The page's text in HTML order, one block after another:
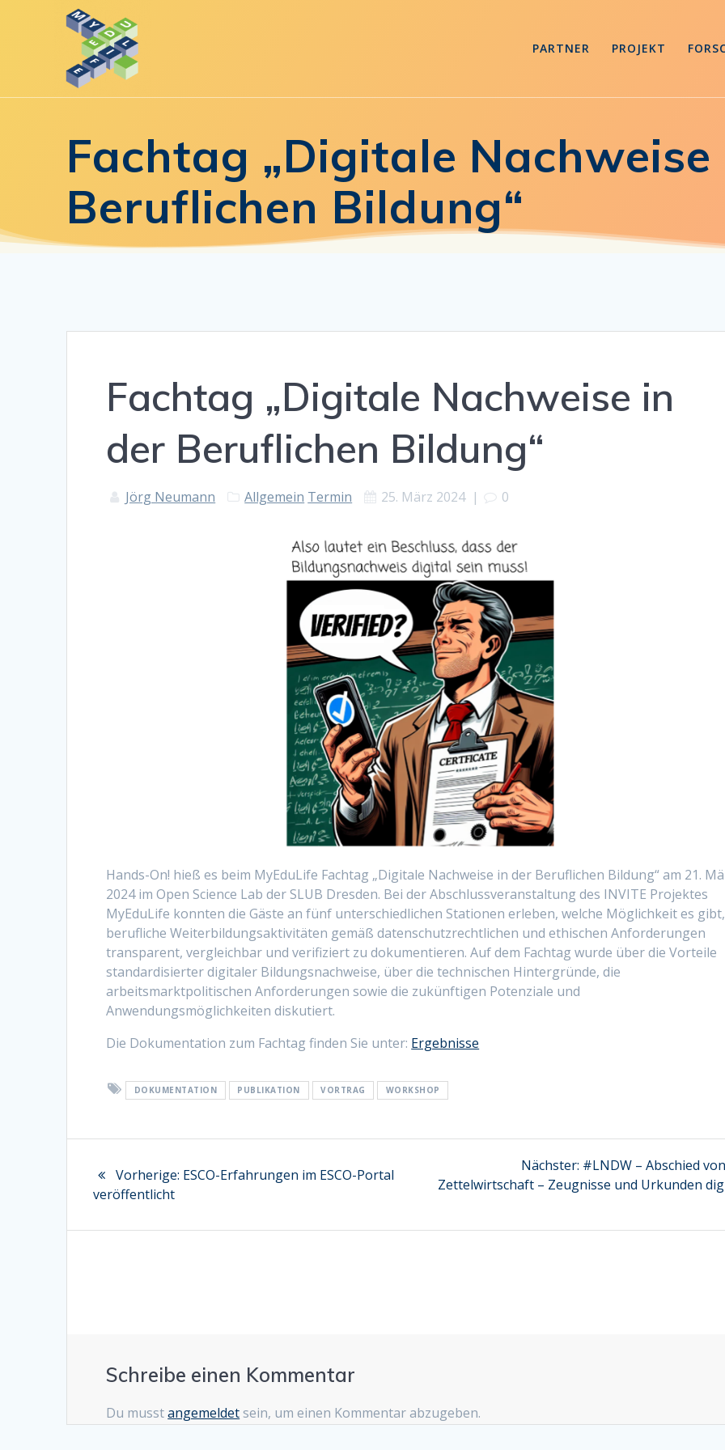
PARTNER PROJEKT
Fachtag „Digitale
Beruflichen Bildung“
Fachtag „Digitale Nachweise in
der Beruflichen Bildung“
Jörg Neumann Allgemein Termin 25. März 2024| 0
Hands-On! hieß es beim MyEduLife Fachtag „Digitale Nachweise in der Beruflichen Bildung“ am 21.
2024 im Open Science Lab der SLUB Dresden. Bei der Abschlussveranstaltung des INVITE Projektes
MyEduLife konnten die Gäste an fünf unterschiedlichen Stationen erleben, welche Möglichkeit es gibt,
berufliche Weiterbildungsaktivitäten gemäß datenschutzrechtlichen und ethischen Anforderungen
transparent, vergleichbar und verifiziert zu dokumentieren. Auf dem Fachtag wurde über die Vorteile
standardisierter digitaler Bildungsnachweise, über die technischen Hintergründe, die
arbeitsmarktpolitischen Anforderungen sowie die zukünftigen Potenziale und
Anwendungsmöglichkeiten diskutiert.
Die Dokumentation zum Fachtag finden Sie unter: Ergebnisse
DOKUMENTATION PUBLIKATION VORTRAG WORKSHOP
Vorherige: Vorheriger
ESCO-Erfahrungen im ESCO-Portal
veröffentlicht
Nächster: Nächster
Beitrag:
#LNDW – Abschied
Zettelwirtschaft – Zeugnisse und Urkunden
Schreibe einen Kommentar
Du musstangemeldetsein, um einen Kommentar abzugeben.